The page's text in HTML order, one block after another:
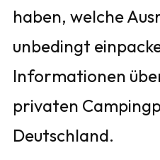
haben, welche
unbedingt
Informationen
privaten
Deutschland.